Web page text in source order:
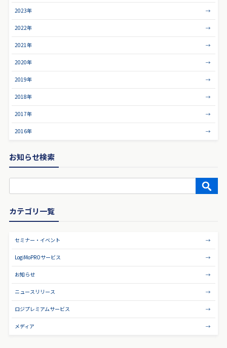
2023年
2022年
2021年
2020年
2019年
2018年
2017年
2016年
お知らせ検索
カテゴリ一覧
セミナー・イベント
LogiMoPROサービス
お知らせ
ニュースリリース
ロジプレミアムサービス
メディア